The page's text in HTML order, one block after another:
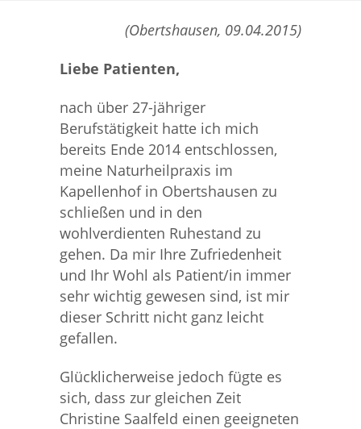
(Obertshausen, 09.04.2015)
Liebe Patienten,
nach über 27-jähriger
Berufstätigkeit hatte ich mich
bereits Ende 2014 entschlossen,
meine Naturheilpraxis im
Kapellenhof in Obertshausen zu
schließen und in den
wohlverdienten Ruhestand zu
gehen. Da mir Ihre Zufriedenheit
und Ihr Wohl als Patient/in immer
sehr wichtig gewesen sind, ist mir
dieser Schritt nicht ganz leicht
gefallen.
Glücklicherweise jedoch fügte es
sich, dass zur gleichen Zeit
Christine Saalfeld einen geeigneten